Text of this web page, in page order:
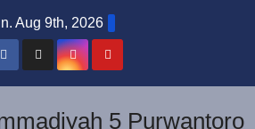
Aug 9th, 2026